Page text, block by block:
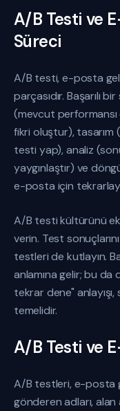
A/B Testi ve
Süreci
A/B testi, e-posta
parçasıdır. Başarılı
(mevcut
fikri oluştur), tasarım
testi yap), analiz
yaygınlaştır) ve
e-posta için
A/B testi kültürünü
verin. Test
testleri de kutlayın.
anlamına gelir; bu
tekrar dene"
temelidir.
A/B Testi ve
A/B testleri, e-posta
gönderen adları,